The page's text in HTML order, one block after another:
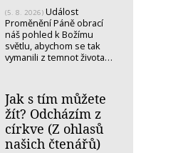
(5. 8. 2026) Událost
Proměnění Páně obrací
náš pohled k Božímu
světlu, abychom se tak
vymanili z temnot života…
Jak s tím můžete
žít? Odcházím z
církve (Z ohlasů
našich čtenářů)